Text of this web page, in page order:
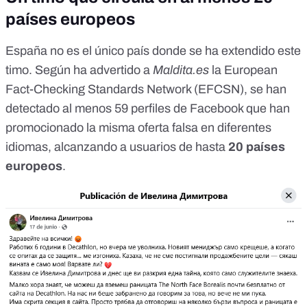
países europeos
España no es el único país donde se ha extendido este
timo. Según ha advertido a Maldita.es la European
Fact-Checking Standards Network (EFCSN), se han
detectado al menos 59 perfiles de Facebook que han
promocionado la misma oferta falsa en diferentes
idiomas, alcanzando a usuarios de hasta 20 países
europeos.